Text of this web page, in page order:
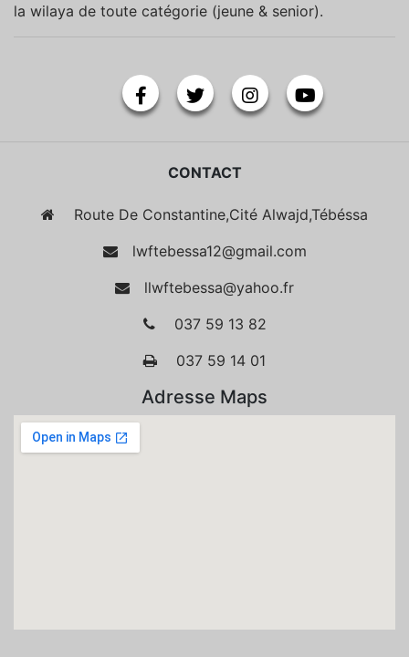
la wilaya de toute catégorie (jeune & senior).
CONTACT
Route De Constantine,Cité Alwajd,Tébéssa
lwftebessa12@gmail.com
llwftebessa@yahoo.fr
037 59 13 82
037 59 14 01
Adresse Maps